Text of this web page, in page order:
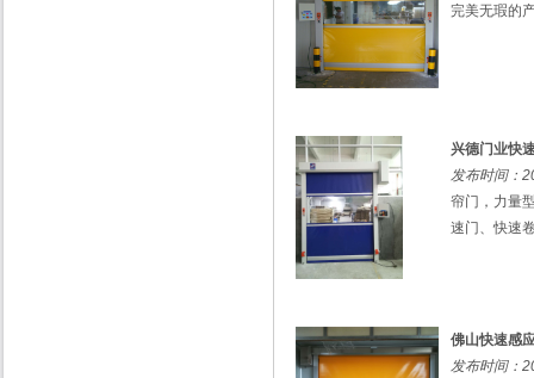
完美无瑕的
兴德门业快
发布时间：
帘门，力量
速门、快速
佛山快速感
发布时间：